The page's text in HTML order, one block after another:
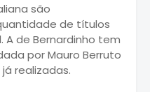
são
de títulos
A de Bernardinho tem
por Mauro Berruto
realizadas.